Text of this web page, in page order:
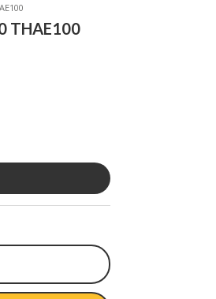
THAE100